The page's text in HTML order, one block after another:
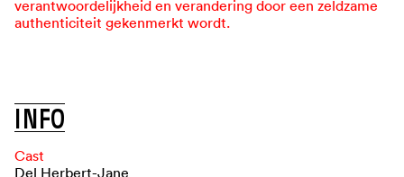
verantwoordelijkheid en verandering door een zeldzame
authenticiteit gekenmerkt wordt.
BEKI
N FO
Cast
Del Herbert-Jane